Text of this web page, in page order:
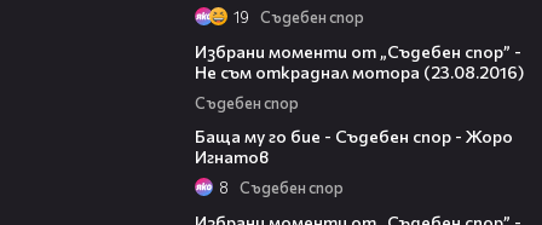
19 Съдебен спор
Избрани моменти от „Съдебен спор” -
Не съм откраднал мотора (23.08.2016)
Съдебен спор
Баща му го бие - Съдебен спор - Жоро
Игнатов
8 Съдебен спор